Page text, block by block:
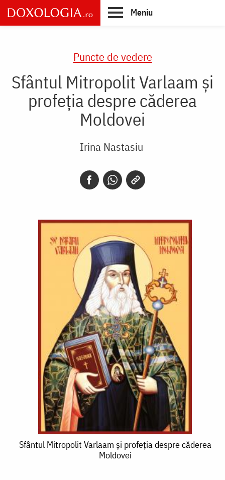
Skip
to
main
Meniu
Puncte de vedere
Sfântul Mitropolit Varlaam şi
profeţia despre căderea
Moldovei
Irina Nastasiu
Sfântul
Sfântul Mitropolit Varlaam şi profeţia despre căderea
Moldovei